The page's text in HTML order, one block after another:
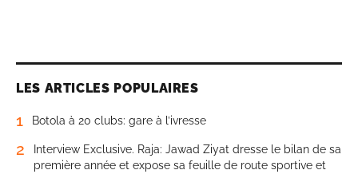
LES ARTICLES POPULAIRES
1 Botola à 20 clubs: gare à l’ivresse
2
Interview Exclusive. Raja: Jawad Ziyat dresse le bilan de sa
première année et expose sa feuille de route sportive et